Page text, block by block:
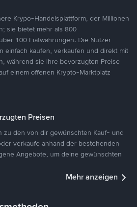
Krypo-Handelsplattform, der Millionen
sie bietet mehr als 800
100 Fiatwährungen. Die Nutzer
einfach kaufen, verkaufen und direkt mit
während sie ihre bevorzugten Preise
einem offenen Krypto-Marktplatz
Preisen
zu den von dir gewünschten Kauf- und
verkaufe anhand der bestehenden
Angebote, um deine gewünschten
Mehr anzeigen